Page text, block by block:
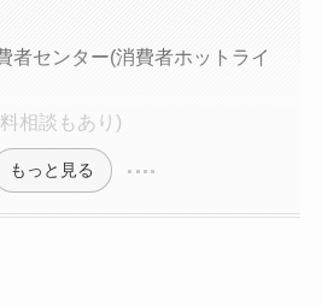
者センター(消費者ホットライ
相談もあり)
もっと見る